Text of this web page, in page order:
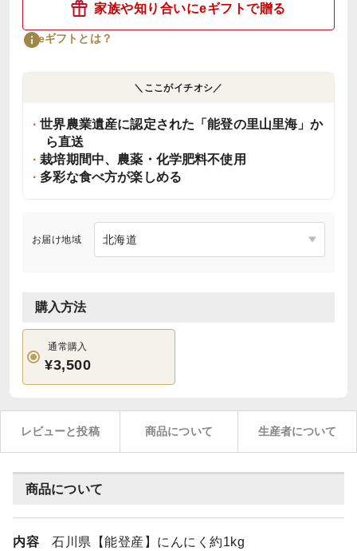
家族や知り合いにeギフトで贈る
eギフトとは？
＼ここがイチオシ／
世界農業遺産に認定された「能登の里山里海」か
ら直送
栽培期間中、農薬・化学肥料不使用
多彩な食べ方が楽しめる
お届け地域
購入方法
通常購入
¥3,500
レビューと投稿 商品について 生産者について
商品について
内容 石川県【能登産】にんにく約1kg